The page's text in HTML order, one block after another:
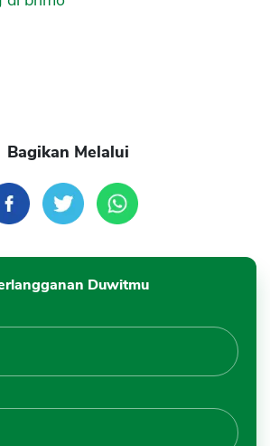
Bagikan Melalui
Duwitmu